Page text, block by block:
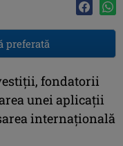
preferată
fondatorii
unei aplicații
internațională